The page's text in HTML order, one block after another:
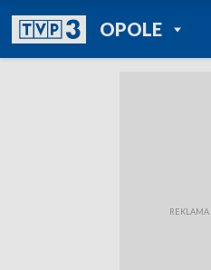
OPOLEPOWRÓT DO
TVP REGIONY